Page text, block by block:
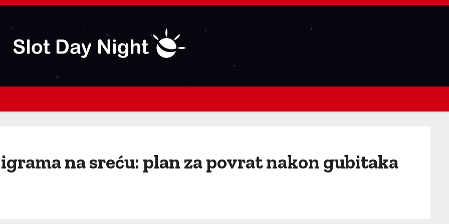
na sreću: plan za povrat nakon gubitaka